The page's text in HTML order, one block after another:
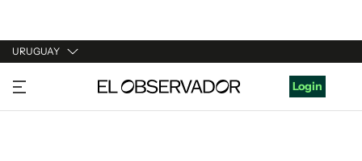
URUGUAY
URUGUAY
ARGENTINA
Login